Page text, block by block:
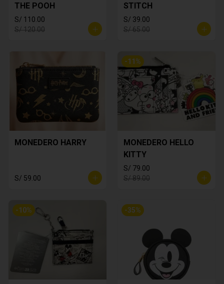
THE POOH
S/ 110.00
S/ 120.00
STITCH
S/ 39.00
S/ 65.00
MONEDERO HARRY
S/ 59.00
-11 %
MONEDERO HELLO
KITTY
S/ 79.00
S/ 89.00
-10% -35%